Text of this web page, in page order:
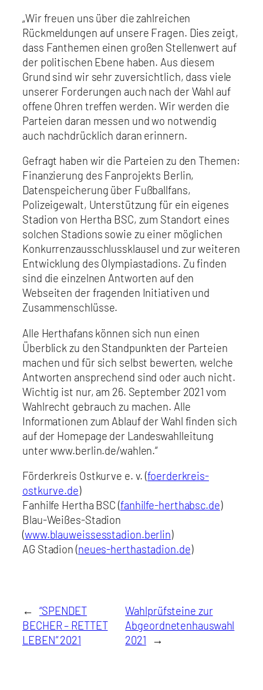
„Wir freuen uns über die zahlreichen
Rückmeldungen auf unsere Fragen. Dies zeigt,
dass Fanthemen einen großen Stellenwert auf
der politischen Ebene haben. Aus diesem
Grund sind wir sehr zuversichtlich, dass viele
unserer Forderungen auch nach der Wahl auf
offene Ohren treffen werden. Wir werden die
Parteien daran messen und wo notwendig
auch nachdrücklich daran erinnern.
Gefragt haben wir die Parteien zu den Themen:
Finanzierung des Fanprojekts Berlin,
Datenspeicherung über Fußballfans,
Polizeigewalt, Unterstützung für ein eigenes
Stadion von Hertha BSC, zum Standort eines
solchen Stadions sowie zu einer möglichen
Konkurrenzausschlussklausel und zur weiteren
Entwicklung des Olympiastadions. Zu finden
sind die einzelnen Antworten auf den
Webseiten der fragenden Initiativen und
Zusammenschlüsse.
Alle Herthafans können sich nun einen
Überblick zu den Standpunkten der Parteien
machen und für sich selbst bewerten, welche
Antworten ansprechend sind oder auch nicht.
Wichtig ist nur, am 26. September 2021 vom
Wahlrecht gebrauch zu machen. Alle
Informationen zum Ablauf der Wahl finden sich
auf der Homepage der Landeswahlleitung
unter www.berlin.de/wahlen.“
Förderkreis Ostkurve e. v. (foerderkreis-
ostkurve.de)
Fanhilfe Hertha BSC (fanhilfe-herthabsc.de)
Blau-Weißes-Stadion
(www.blauweissesstadion.berlin)
AG Stadion (neues-herthastadion.de)
← “SPENDET
BECHER – RETTET
LEBEN” 2021
Wahlprüfsteine zur
Abgeordnetenhauswahl
2021
→